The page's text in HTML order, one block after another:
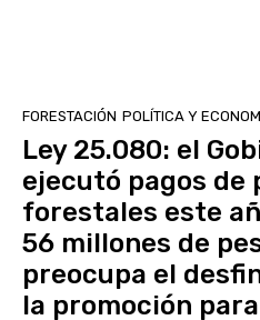
FORESTACIÓN POLÍTICA Y
Ley 25.080: el
ejecutó pagos de
forestales este
56 millones de
preocupa el
la promoción